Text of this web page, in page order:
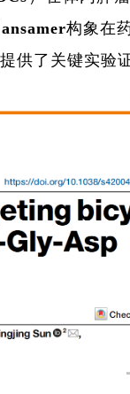
构象在
供了关键实验